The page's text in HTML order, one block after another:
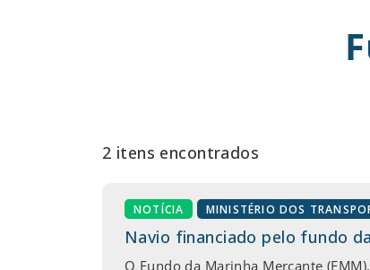
2 itens encontrados
NOTÍCIA MINISTÉRIO DOS
Navio financiado pelo fundo
O Fundo da Marinha Mercante